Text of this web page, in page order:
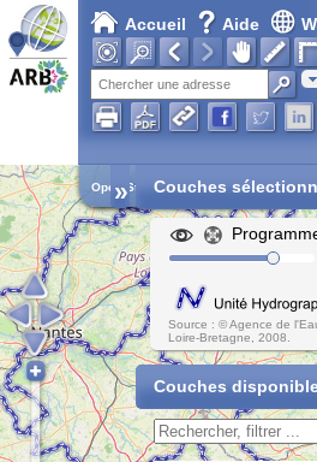
Accueil Aide
Open Street Map
» Couches
Source : © Agence de
Loire-Bretagne, 2008.
Couches